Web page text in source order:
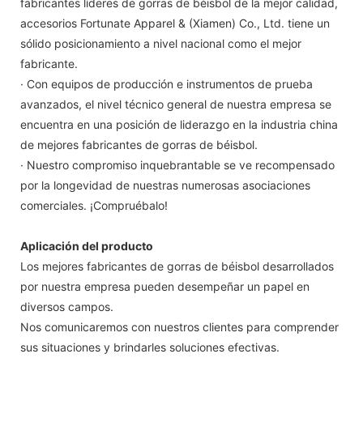
fabricantes líderes de gorras de béisbol de la mejor calidad,
accesorios Fortunate Apparel & (Xiamen) Co., Ltd. tiene un
sólido posicionamiento a nivel nacional como el mejor
fabricante.
· Con equipos de producción e instrumentos de prueba
avanzados, el nivel técnico general de nuestra empresa se
encuentra en una posición de liderazgo en la industria china
de mejores fabricantes de gorras de béisbol.
· Nuestro compromiso inquebrantable se ve recompensado
por la longevidad de nuestras numerosas asociaciones
comerciales. ¡Compruébalo!
Aplicación del producto
Los mejores fabricantes de gorras de béisbol desarrollados
por nuestra empresa pueden desempeñar un papel en
diversos campos.
Nos comunicaremos con nuestros clientes para comprender
sus situaciones y brindarles soluciones efectivas.